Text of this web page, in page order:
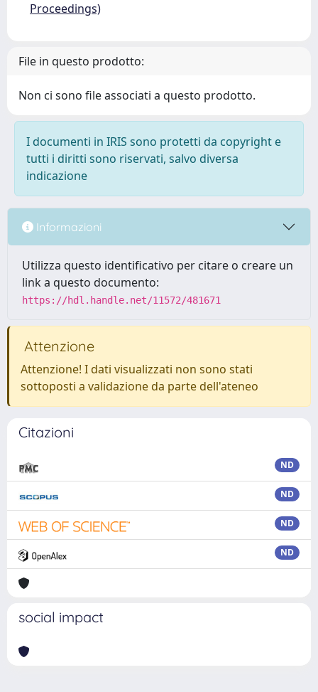
Proceedings)
File in questo prodotto:
Non ci sono file associati a questo prodotto.
I documenti in IRIS sono protetti da copyright e
tutti i diritti sono riservati, salvo diversa
indicazione
Informazioni
Utilizza questo identificativo per citare o creare un
link a questo documento:
https://hdl.handle.net/11572/481671
Attenzione
Attenzione! I dati visualizzati non sono stati
sottoposti a validazione da parte dell'ateneo
Citazioni
ND
ND
ND
ND
social impact